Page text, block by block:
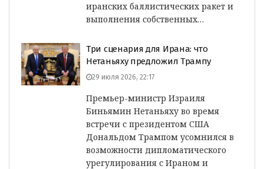
иранских баллистических ракет и
выполнения собственных…
Три сценария для Ирана: что
Нетаньяху предложил Трампу
29 июля 2026, 22:17
Премьер-министр Израиля
Биньямин Нетаньяху во время
встречи с президентом США
Дональдом Трампом усомнился в
возможности дипломатического
урегулирования с Ираном и